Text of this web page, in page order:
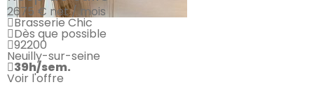
2675 € net / mois
Brasserie Chic
Dès que possible
92200
Neuilly-sur-seine
39h/sem.
Voir l'offre